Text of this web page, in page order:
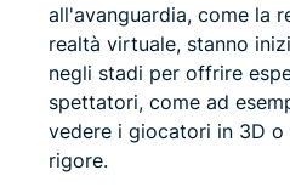
all'avanguardia, come la
realtà virtuale, stanno
negli stadi per offrire
spettatori, come ad
vedere i giocatori in 3D
rigore.